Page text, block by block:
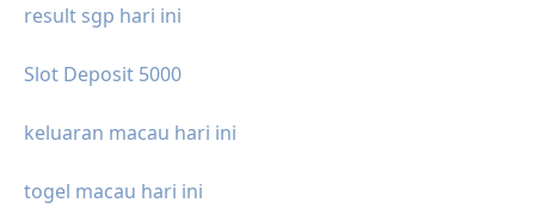
result sgp hari ini
Slot Deposit 5000
keluaran macau hari ini
togel macau hari ini